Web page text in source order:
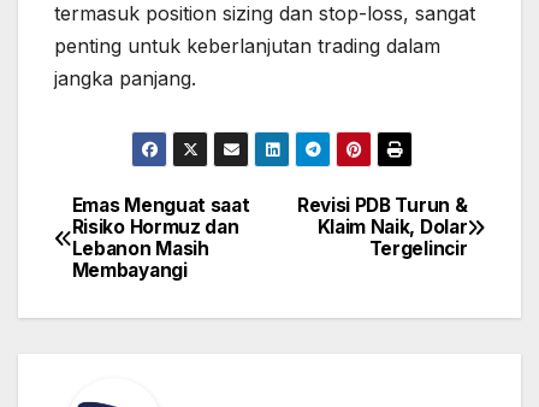
termasuk position sizing dan stop-loss, sangat
penting untuk keberlanjutan trading dalam
jangka panjang.
Post
navigation
Revisi PDB Turun &
Klaim Naik, Dolar
Tergelincir
Emas Menguat saat
Risiko Hormuz dan
Lebanon Masih
Membayangi